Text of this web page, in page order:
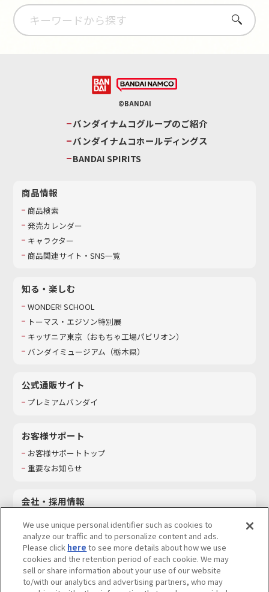
さがす
©BANDAI
バンダイナムコグループのご紹介
バンダイナムコホールディングス
BANDAI SPIRITS
商品情報
商品検索
発売カレンダー
キャラクター
商品関連サイト・SNS一覧
知る・楽しむ
WONDER! SCHOOL
トーマス・エジソン特別展
キッザニア東京（おもちゃ工場パビリオン）​
バンダイミュージアム（栃木県）
公式通販サイト
プレミアムバンダイ
お客様サポート
お客様サポートトップ
重要なお知らせ
会社・採用情報
採用情報
サステナビリティ
お問い合わせ
We use unique personal identifier such as cookies to
analyze our traffic and to personalize content and ads.
Please click here to see more details about how we use
cookies and the retention period of each cookie. We may
sell or share information about your use of our website
to/with our analytics and advertising partners, who may